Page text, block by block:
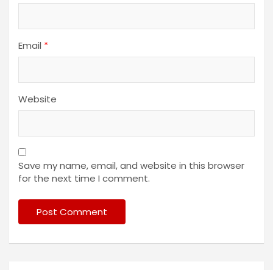
Email *
Website
Save my name, email, and website in this browser
for the next time I comment.